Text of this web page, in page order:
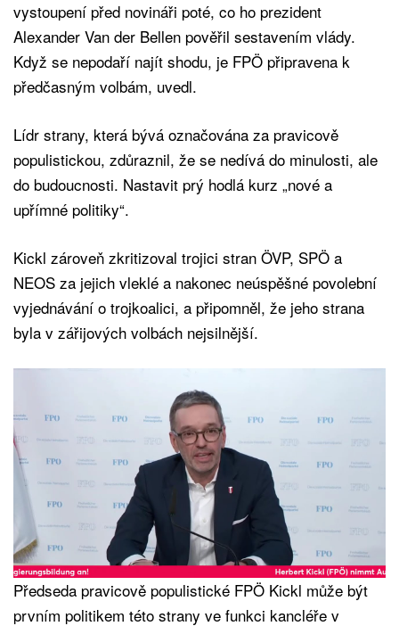
vystoupení před novináři poté, co ho prezident
Alexander Van der Bellen pověřil sestavením vlády.
Když se nepodaří najít shodu, je FPÖ připravena k
předčasným volbám, uvedl.
Lídr strany, která bývá označována za pravicově
populistickou, zdůraznil, že se nedívá do minulosti, ale
do budoucnosti. Nastavit prý hodlá kurz „nové a
upřímné politiky“.
Kickl zároveň zkritizoval trojici stran ÖVP, SPÖ a
NEOS za jejich vleklé a nakonec neúspěšné povolební
vyjednávání o trojkoalici, a připomněl, že jeho strana
byla v zářijových volbách nejsilnější.
Předseda pravicově populistické FPÖ Kickl může být
prvním politikem této strany ve funkci kancléře v